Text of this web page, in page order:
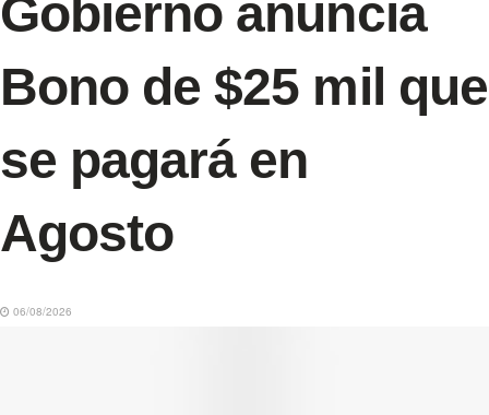
Gobierno anuncia
Bono de $25 mil que
se pagará en
Agosto
06/08/2026